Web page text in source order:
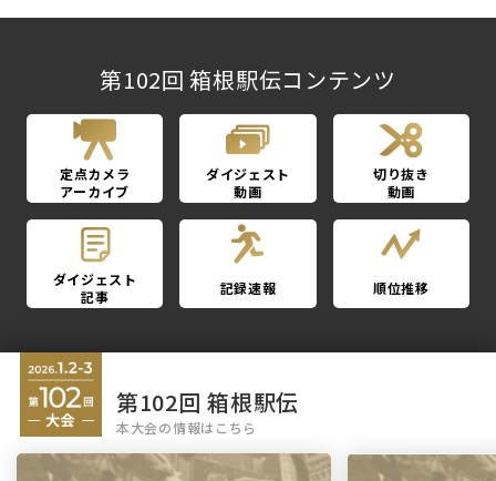
第102回 箱根駅伝コンテンツ
定点カメラ
アーカイブ
ダイジェスト
動画
切り抜き
動画
ダイジェスト
記事
記録速報 順位推移
第102回 箱根駅伝
本大会の情報はこちら